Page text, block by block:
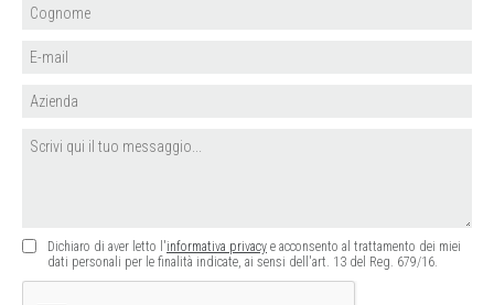
Dichiaro di aver letto l'informativa privacy e acconsento al trattamento dei miei
dati personali per le finalità indicate, ai sensi dell'art. 13 del Reg. 679/16.